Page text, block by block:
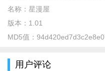
名称： 星漫屋
版本： 1.01
MD5值：
用户评论